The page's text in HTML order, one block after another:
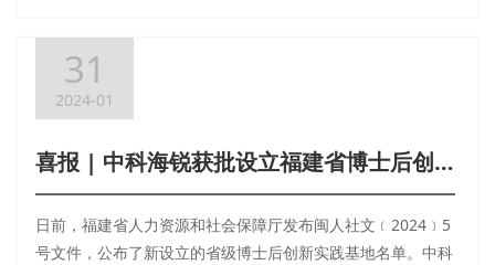
31
2024-01
喜报 | 中科海锐获批设立福建省博士后创新实践基地
日前，福建省人力资源和社会保障厅发布闽人社文﹝2024﹞5
号文件，公布了新设立的省级博士后创新实践基地名单。中科